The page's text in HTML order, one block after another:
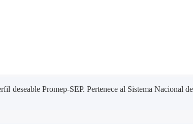
deseable Promep-SEP. Pertenece al Sistema Nacional de